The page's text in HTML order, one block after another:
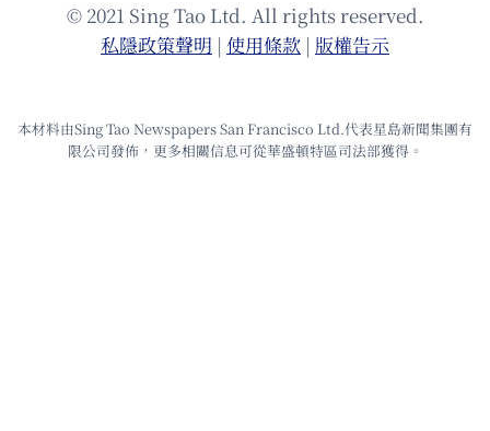
© 2021 Sing Tao Ltd. All rights reserved.
私隱政策聲明 | 使⽤條款 | 版權告⽰
本材料由Sing Tao Newspapers San Francisco Ltd.代表星島新聞集團有
限公司發佈，更多相關信息可從華盛頓特區司法部獲得。